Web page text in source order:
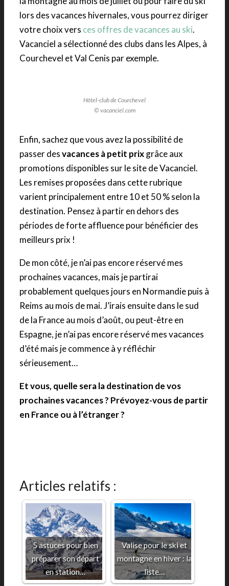
lors des vacances hivernales, vous pourrez diriger
votre choix vers ces offres de vacances au ski.
Vacanciel a sélectionné des clubs dans les Alpes, à
Courchevel et Val Cenis par exemple.
Hôtel-club de Courchevel
© vacanciel.com
Enfin, sachez que vous avez la possibilité de
passer desvacances à petit prixgrâce aux
promotions disponibles sur le site de Vacanciel.
Les remises proposées dans cette rubrique
varient principalement entre 10 et 50 % selon la
destination. Pensez à partir en dehors des
périodes de forte affluence pour bénéficier des
meilleurs prix !
De mon côté, je n’ai pas encore réservé mes
prochaines vacances, mais je partirai
probablement quelques jours en Normandie puis à
Reims au mois de mai. J’irais ensuite dans le sud
de la France au mois d’août, ou peut-être en
Espagne, je n’ai pas encore réservé mes vacances
d’été mais je commence à y réfléchir
sérieusement…
Et vous, quelle sera la destination de vos
prochaines vacances ? Prévoyez-vous de partir
en France ou à l’étranger ?
Articles relatifs :
5 astuces pour bien
préparer son départ
en station…
Valise pour le ski et
montagne en hiver : la
liste…